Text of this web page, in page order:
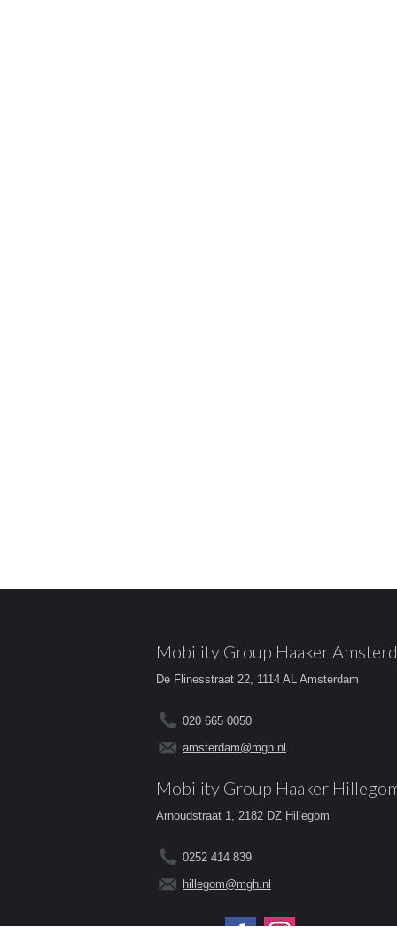
Mobility Group Haaker
De Flinesstraat 22, 1114 AL Amsterdam
020 665 0050
amsterdam@mgh.nl
Mobility Group Haaker
Arnoudstraat 1, 2182 DZ Hillegom
0252 414 839
hillegom@mgh.nl
Volg ons op: